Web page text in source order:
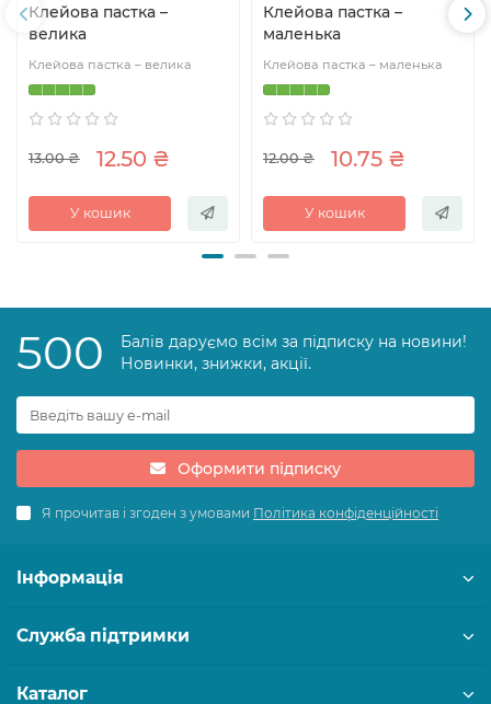
Клейова пастка –
велика
Клейова пастка – велика
13.00 ₴ 12.50 ₴
У кошик
Клейова пастка –
маленька
Клейова пастка – маленька
12.00 ₴ 10.75 ₴
У кошик
500
Балів даруємо всім за підписку на новини!
Новинки, знижки, акції.
Оформити підписку
Я прочитав і згоден з умовами Політика конфіденційності
Інформація
Служба підтримки
Каталог